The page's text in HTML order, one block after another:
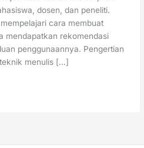
dosen, dan peneliti.
cara membuat
mendapatkan rekomendasi
penggunaannya. Pengertian
menulis […]